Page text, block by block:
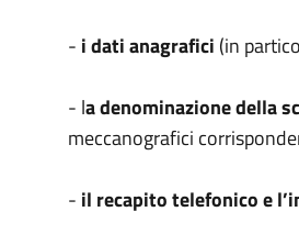
- i dati anagrafici (in
- la denominazione della
meccanografici
- il recapito telefonico e